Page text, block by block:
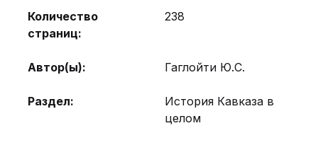
Количество
страниц:
238
Автор(ы): Гаглойти Ю.С.
Раздел:
История Кавказа в
целом